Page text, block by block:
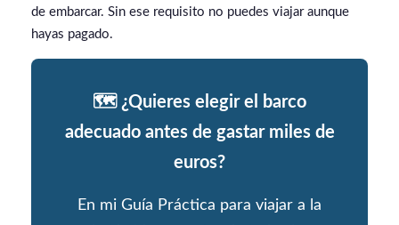
de embarcar. Sin ese requisito no puedes viajar aunque
hayas pagado.
🗺️ ¿Quieres elegir el barco
adecuado antes de gastar miles de
euros?
En mi Guía Práctica para viajar a la